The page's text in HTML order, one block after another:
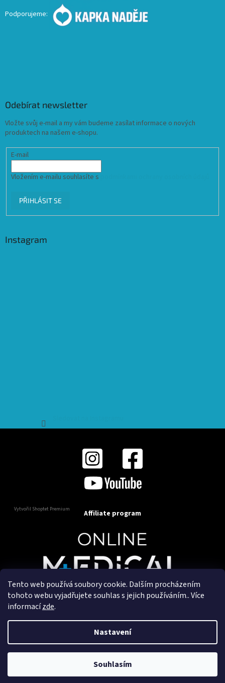
Tento web používá soubory cookie. Dalším procházením
tohoto webu vyjadřujete souhlas s jejich používáním.. Více
informacízde.
Nastavení
Souhlasím
Podporujeme:
Odebírat newsletter
Vložte svůj e-mail a my vám budeme zasílat informace o nových
produktech na našem e-shopu.
E-mail
Vložením e-mailu souhlasíte s
PŘIHLÁSIT SE
Instagram
Vytvořil Shoptet Premium Affiliate program
Copyright 2025OnlineMedical.cz. Všechna práva
Vytvořil a marketingově zajišťuje